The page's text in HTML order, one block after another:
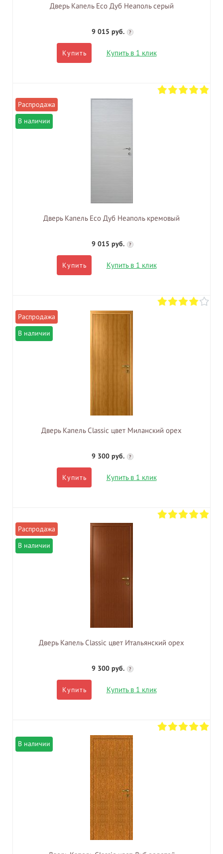
Дверь Капель Eco Дуб Неаполь серый
9 015 руб. ?
Купить Купить в 1 клик
В наличии
Дверь Капель Eco Дуб Неаполь кремовый
9 015 руб. ?
Купить Купить в 1 клик
В наличии
Дверь Капель Classic цвет Миланский орех
9 300 руб. ?
Купить Купить в 1 клик
В наличии
Дверь Капель Classic цвет Итальянский орех
9 300 руб. ?
Купить Купить в 1 клик
В наличии